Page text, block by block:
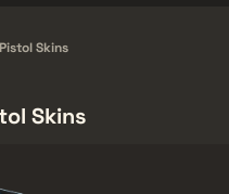
Skins
Skins